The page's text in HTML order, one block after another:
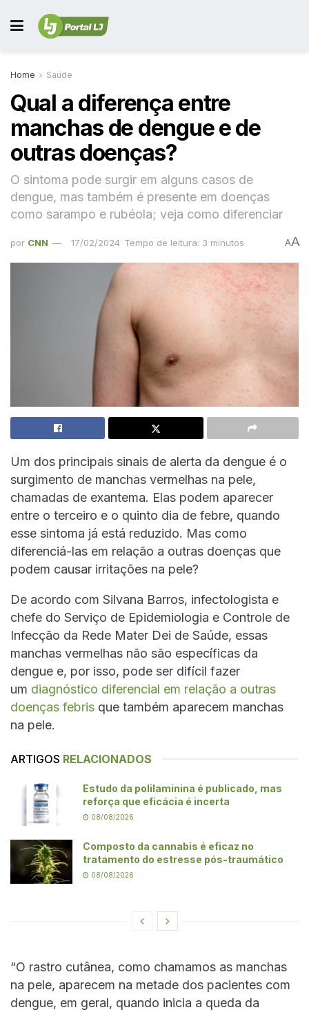
Home Saúde
Qual a diferença entre
manchas de dengue e de
outras doenças?
O sintoma pode surgir em alguns casos de
dengue, mas também é presente em doenças
como sarampo e rubéola; veja como diferenciar
por CNN 17/02/2024 Tempo de leitura: 3 minutos AA
Um dos principais sinais de alerta da dengue é o
surgimento de manchas vermelhas na pele,
chamadas de exantema. Elas podem aparecer
entre o terceiro e o quinto dia de febre, quando
esse sintoma já está reduzido. Mas como
diferenciá-las em relação a outras doenças que
podem causar irritações na pele?
De acordo com Silvana Barros, infectologista e
chefe do Serviço de Epidemiologia e Controle de
Infecção da Rede Mater Dei de Saúde, essas
manchas vermelhas não são específicas da
dengue e, por isso, pode ser difícil fazer
um diagnóstico diferencial em relação a outras
doenças febris que também aparecem manchas
na pele.
ARTIGOS RELACIONADOS
Estudo da polilaminina é publicado, mas
reforça que eficácia é incerta
08/08/2026
Composto da cannabis é eficaz no
tratamento do estresse pós-traumático
08/08/2026
“O rastro cutânea, como chamamos as manchas
na pele, aparecem na metade dos pacientes com
dengue, em geral, quando inicia a queda da